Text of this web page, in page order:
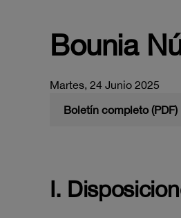
Bounia
Martes, 24 Junio 2025
Boletín completo (PDF)
I.